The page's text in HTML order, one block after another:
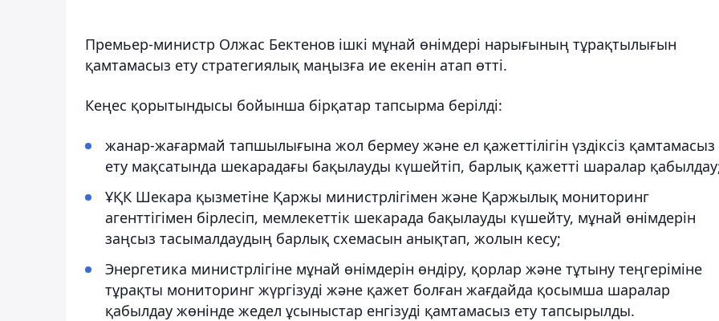
Премьер-министр Олжас Бектенов ішкі мұнай өнімдері нарығының тұрақтылығын
қамтамасыз ету стратегиялық маңызға ие екенін атап өтті.
Кеңес қорытындысы бойынша бірқатар тапсырма берілді:
жанар-жағармай тапшылығына жол бермеу және ел қажеттілігін үздіксіз қамтамасыз
ету мақсатында шекарадағы бақылауды күшейтіп, барлық қажетті шаралар
ҰҚК Шекара қызметіне Қаржы министрлігімен және Қаржылық мониторинг
агенттігімен бірлесіп, мемлекеттік шекарада бақылауды күшейту, мұнай өнімдерін
заңсыз тасымалдаудың барлық схемасын анықтап, жолын кесу;
Энергетика министрлігіне мұнай өнімдерін өндіру, қорлар және тұтыну теңгеріміне
тұрақты мониторинг жүргізуді және қажет болған жағдайда қосымша шаралар
қабылдау жөнінде жедел ұсыныстар енгізуді қамтамасыз ету тапсырылды.